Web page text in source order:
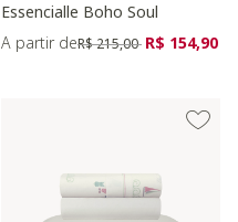
Essencialle Boho Soul
A partir dePreço reduzido de
R$ 215,00 para
R$ 154,90